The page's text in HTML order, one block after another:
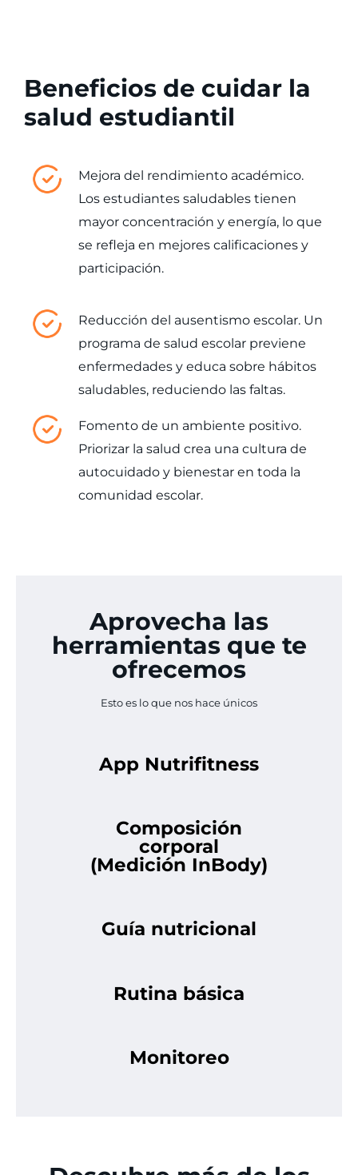
Beneficios de cuidar la
salud estudiantil
Mejora del rendimiento académico.
Los estudiantes saludables tienen
mayor concentración y energía, lo que
se refleja en mejores calificaciones y
participación.
Reducción del ausentismo escolar. Un
programa de salud escolar previene
enfermedades y educa sobre hábitos
saludables, reduciendo las faltas.
Fomento de un ambiente positivo.
Priorizar la salud crea una cultura de
autocuidado y bienestar en toda la
comunidad escolar.
Aprovecha las
herramientas que te
ofrecemos
Esto es lo que nos hace únicos
App Nutrifitness
Composición
corporal
(Medición InBody)
Guía nutricional​
Rutina básica
Monitoreo